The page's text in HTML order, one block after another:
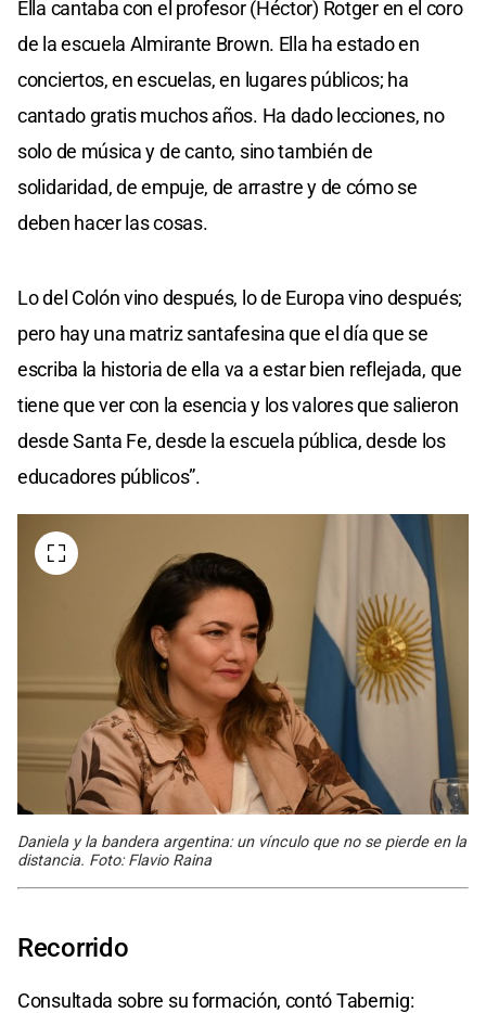
Ella cantaba con el profesor (Héctor) Rotger en el coro
de la escuela Almirante Brown. Ella ha estado en
conciertos, en escuelas, en lugares públicos; ha
cantado gratis muchos años. Ha dado lecciones, no
solo de música y de canto, sino también de
solidaridad, de empuje, de arrastre y de cómo se
deben hacer las cosas.
Lo del Colón vino después, lo de Europa vino después;
pero hay una matriz santafesina que el día que se
escriba la historia de ella va a estar bien reflejada, que
tiene que ver con la esencia y los valores que salieron
desde Santa Fe, desde la escuela pública, desde los
educadores públicos”.
Daniela y la bandera argentina: un vínculo que no se pierde en la
distancia. Foto: Flavio Raina
Recorrido
Consultada sobre su formación, contó Tabernig: